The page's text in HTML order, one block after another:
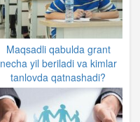
Maqsadli qabulda grant
necha yil beriladi va kimlar
tanlovda qatnashadi?